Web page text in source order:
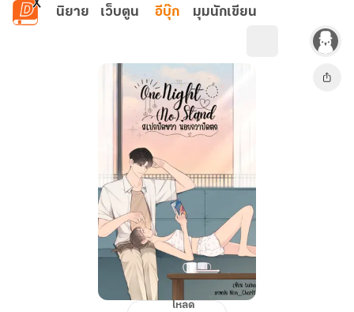
ข้ามไปยังเนื้อหาหลัก
นิยาย เว็บตูน อีบุ๊ก มุมนักเขียน
โหลด